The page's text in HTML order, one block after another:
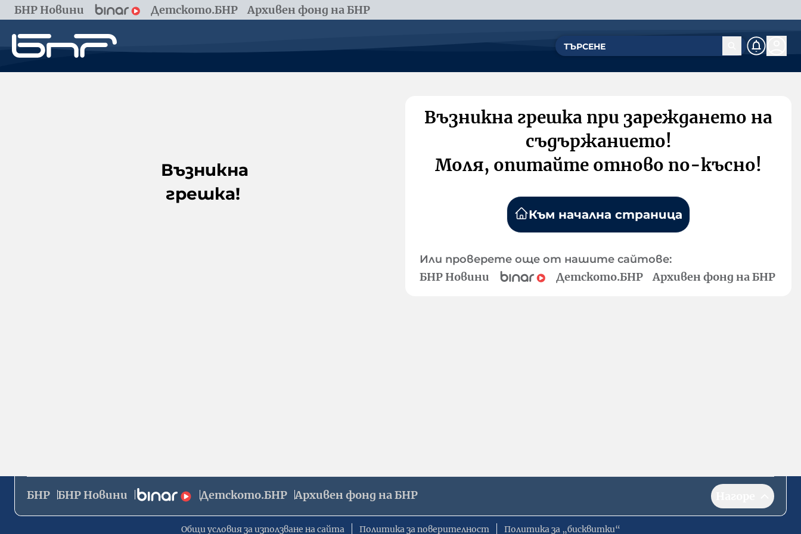
БНР Новини Детското.БНР Архивен фонд на БНР
Възникна
грешка!
Възникна грешка при зареждането на
съдържанието!
Моля, опитайте отново по-късно!
Към начална страница
Или проверете още от нашите сайтове:
БНР Новини Детското.БНР Архивен фонд на БНР
БНР БНР Новини Детското.БНР Архивен фонд на БНР
Общи условия за използване на сайта Политика за поверителност Политика за „бисквитки“